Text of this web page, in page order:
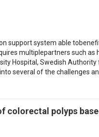
support system able
multiplepartners such as
Hospital, Swedish
several of the challenges
colorectal polyps